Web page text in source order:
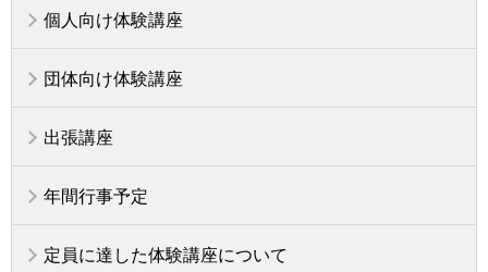
個人向け体験講座
団体向け体験講座
出張講座
年間行事予定
定員に達した体験講座について